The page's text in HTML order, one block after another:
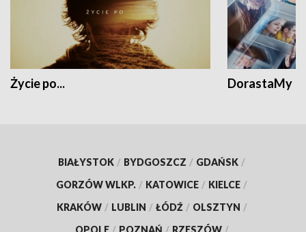
Życie po... DorastaMy
BIAŁYSTOK / BYDGOSZCZ / GDAŃSK /
GORZÓW WLKP. / KATOWICE / KIELCE /
KRAKÓW / LUBLIN / ŁÓDŹ / OLSZTYN /
OPOLE / POZNAŃ / RZESZÓW /